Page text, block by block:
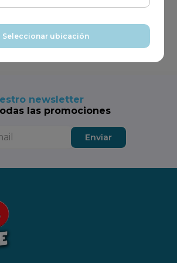
Seleccionar ubicación
todos los días,
en un solo
newsletter
las promociones
Enviar